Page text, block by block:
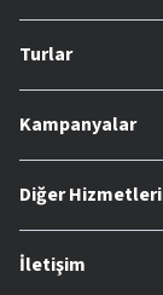
Turlar
Kampanyalar
Diğer
İletişim